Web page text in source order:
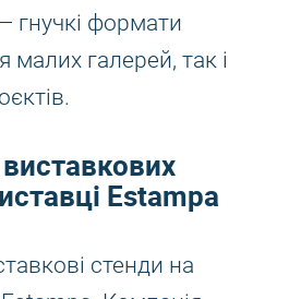
гнучкі формати
малих галерей, так і
Estampa
стенди на